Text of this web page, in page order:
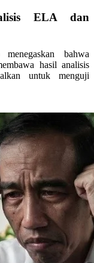
ELA dan
bahwa
hasil analisis
untuk menguji